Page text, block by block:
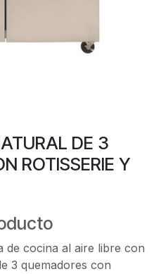
DE 3
ROTISSERIE Y
de cocina al aire libre con
3 quemadores con